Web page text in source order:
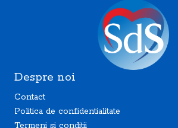
Despre noi
Contact
Politica de confidentialitate
Termeni si conditii